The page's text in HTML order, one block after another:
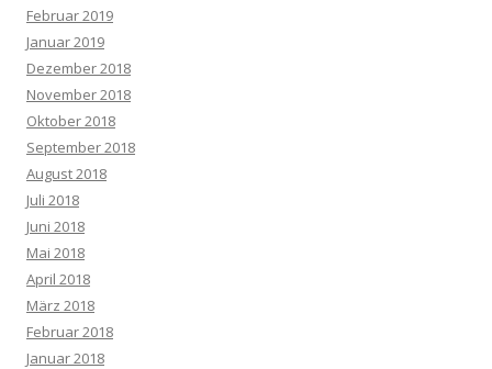
Februar 2019
Januar 2019
Dezember 2018
November 2018
Oktober 2018
September 2018
August 2018
Juli 2018
Juni 2018
Mai 2018
April 2018
März 2018
Februar 2018
Januar 2018